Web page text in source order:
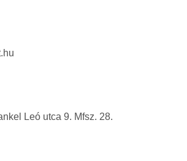
Leó utca 9. Mfsz. 28.